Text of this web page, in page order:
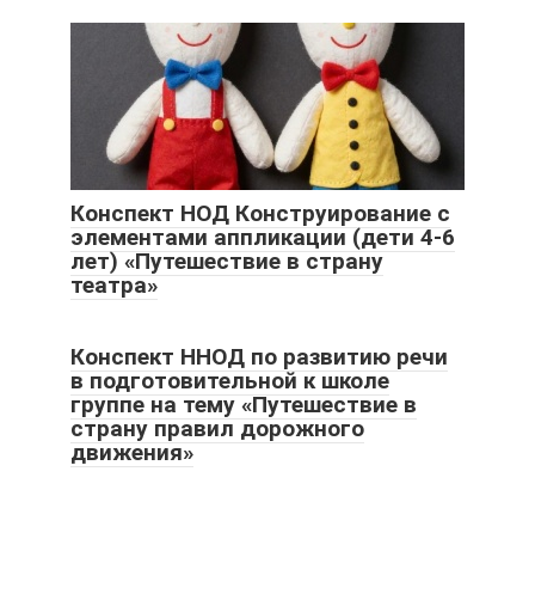
Конспект НОД Конструирование с
элементами аппликации (дети 4-6
лет) «Путешествие в страну
театра»
Конспект ННОД по развитию речи
в подготовительной к школе
группе на тему «Путешествие в
страну правил дорожного
движения»